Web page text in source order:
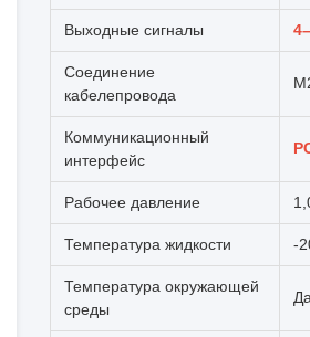
Выходные сигналы
Соединение
кабелепровода
Коммуникационный
интерфейс
Рабочее давление
Температура жидкости -
Температура окружающей
среды